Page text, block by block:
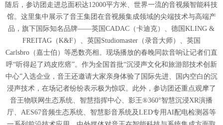
随后，参访团走进总面积达12000平方米、世界一流的音视频智能科技
馆。这里集中展示了音王集团在音视频集成领域的尖端技术与高端产
品，旗下国际知名品牌——英国CADAC（卡迪克）、德国KLING &
FREITAG（K&F）、英国Studiomaster（录音大师）、英国
Carlsbro（嘉士伯）等悉数亮相。现场播放的春晚同款音响让记者们直
呼“听得起了鸡皮疙瘩”。作为全国首批“沉浸声文化和旅游部技术创新
中心”入选企业，音王还邀请大家亲身体验了国际先进、国内空白的沉
浸声技术，在场记者纷纷表示极为惊叹。此外，参访团还重点观摩了
音王物联网生态系统、智慧指挥中心、影王®360°智慧沉浸XR演播
厅、AES67音频生态系统、智慧影音系统及LED专用AI配电检测器等